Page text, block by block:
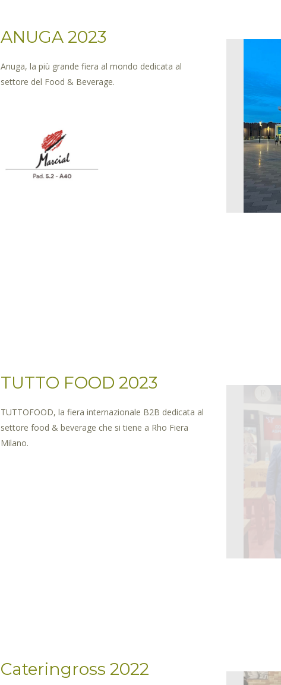
ANUGA 2023
Anuga, la più grande fiera al mondo dedicata al
settore del Food & Beverage.
TUTTO FOOD 2023
TUTTOFOOD, la fiera internazionale B2B dedicata al
settore food & beverage che si tiene a Rho Fiera
Milano.
Cateringross 2022